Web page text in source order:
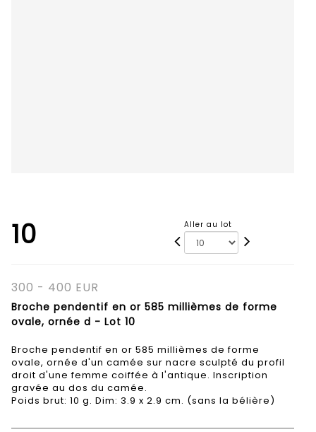
10 Aller au lot
300 - 400 EUR
Broche pendentif en or 585 millièmes de forme
ovale, ornée d - Lot 10
Broche pendentif en or 585 millièmes de forme
ovale, ornée d'un camée sur nacre sculpté du profil
droit d'une femme coiffée à l'antique. Inscription
gravée au dos du camée.
Poids brut: 10 g. Dim: 3.9 x 2.9 cm. (sans la bélière)